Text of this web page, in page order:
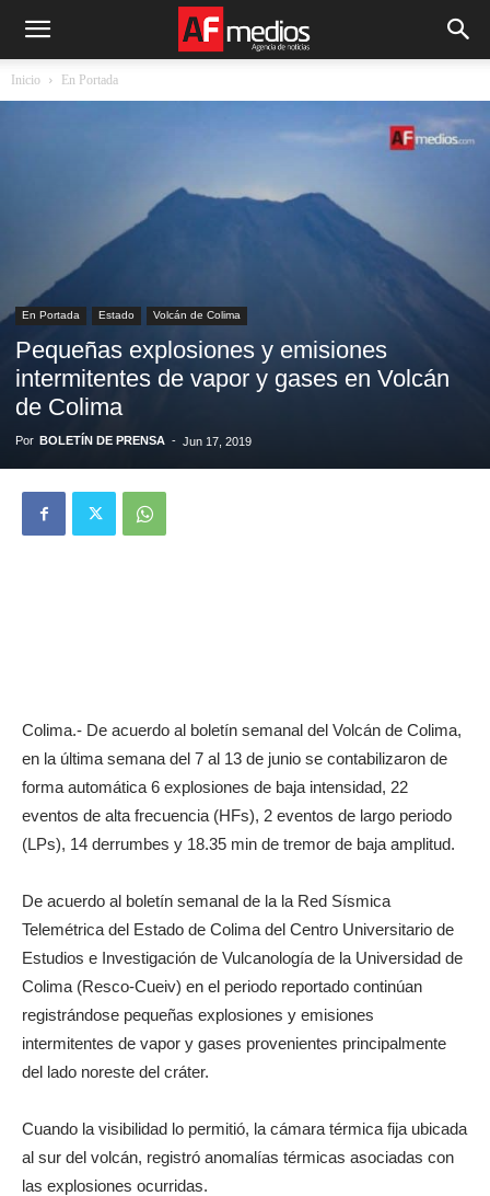
Inicio En Portada
En Portada Estado Volcán de Colima
Pequeñas explosiones y emisiones
intermitentes de vapor y gases en Volcán
de Colima
Por BOLETÍN DE PRENSA - Jun 17, 2019
Colima.- De acuerdo al boletín semanal del Volcán de Colima,
en la última semana del 7 al 13 de junio se contabilizaron de
forma automática 6 explosiones de baja intensidad, 22
eventos de alta frecuencia (HFs), 2 eventos de largo periodo
(LPs), 14 derrumbes y 18.35 min de tremor de baja amplitud.
De acuerdo al boletín semanal de la la Red Sísmica
Telemétrica del Estado de Colima del Centro Universitario de
Estudios e Investigación de Vulcanología de la Universidad de
Colima (Resco-Cueiv) en el periodo reportado continúan
registrándose pequeñas explosiones y emisiones
intermitentes de vapor y gases provenientes principalmente
del lado noreste del cráter.
Cuando la visibilidad lo permitió, la cámara térmica fija ubicada
al sur del volcán, registró anomalías térmicas asociadas con
las explosiones ocurridas.